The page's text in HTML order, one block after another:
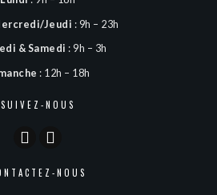
Jeudi : 9h – 23h
& Samedi : 9h – 3h
: 12h – 18h
SUIVEZ-NOUS
NOUS